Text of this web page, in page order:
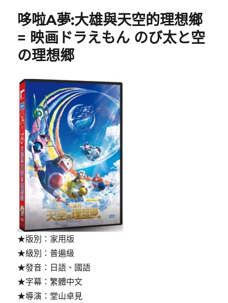
哆啦A夢:大雄與天空的理想鄉
= 映画ドラえもん のび太と空
の理想郷
★版別：家用版
★級別：普遍級
★發音：日語、國語
★字幕：繁體中文
★導演：堂山卓見